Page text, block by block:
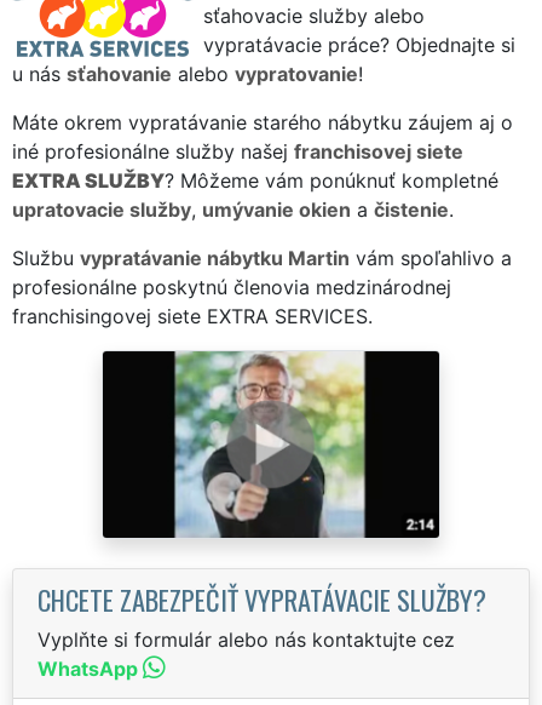
sťahovacie služby alebo
vypratávacie práce? Objednajte si
u nás sťahovanie alebo vypratovanie!
Máte okrem vypratávanie starého nábytku záujem aj o
iné profesionálne služby našej franchisovej siete
EXTRA SLUŽBY? Môžeme vám ponúknuť kompletné
upratovacie služby, umývanie okien a čistenie.
Službu vypratávanie nábytku Martin vám spoľahlivo a
profesionálne poskytnú členovia medzinárodnej
franchisingovej siete EXTRA SERVICES.
CHCETE ZABEZPEČIŤ VYPRATÁVACIE SLUŽBY?
Vyplňte si formulár alebo nás kontaktujte cez
WhatsApp